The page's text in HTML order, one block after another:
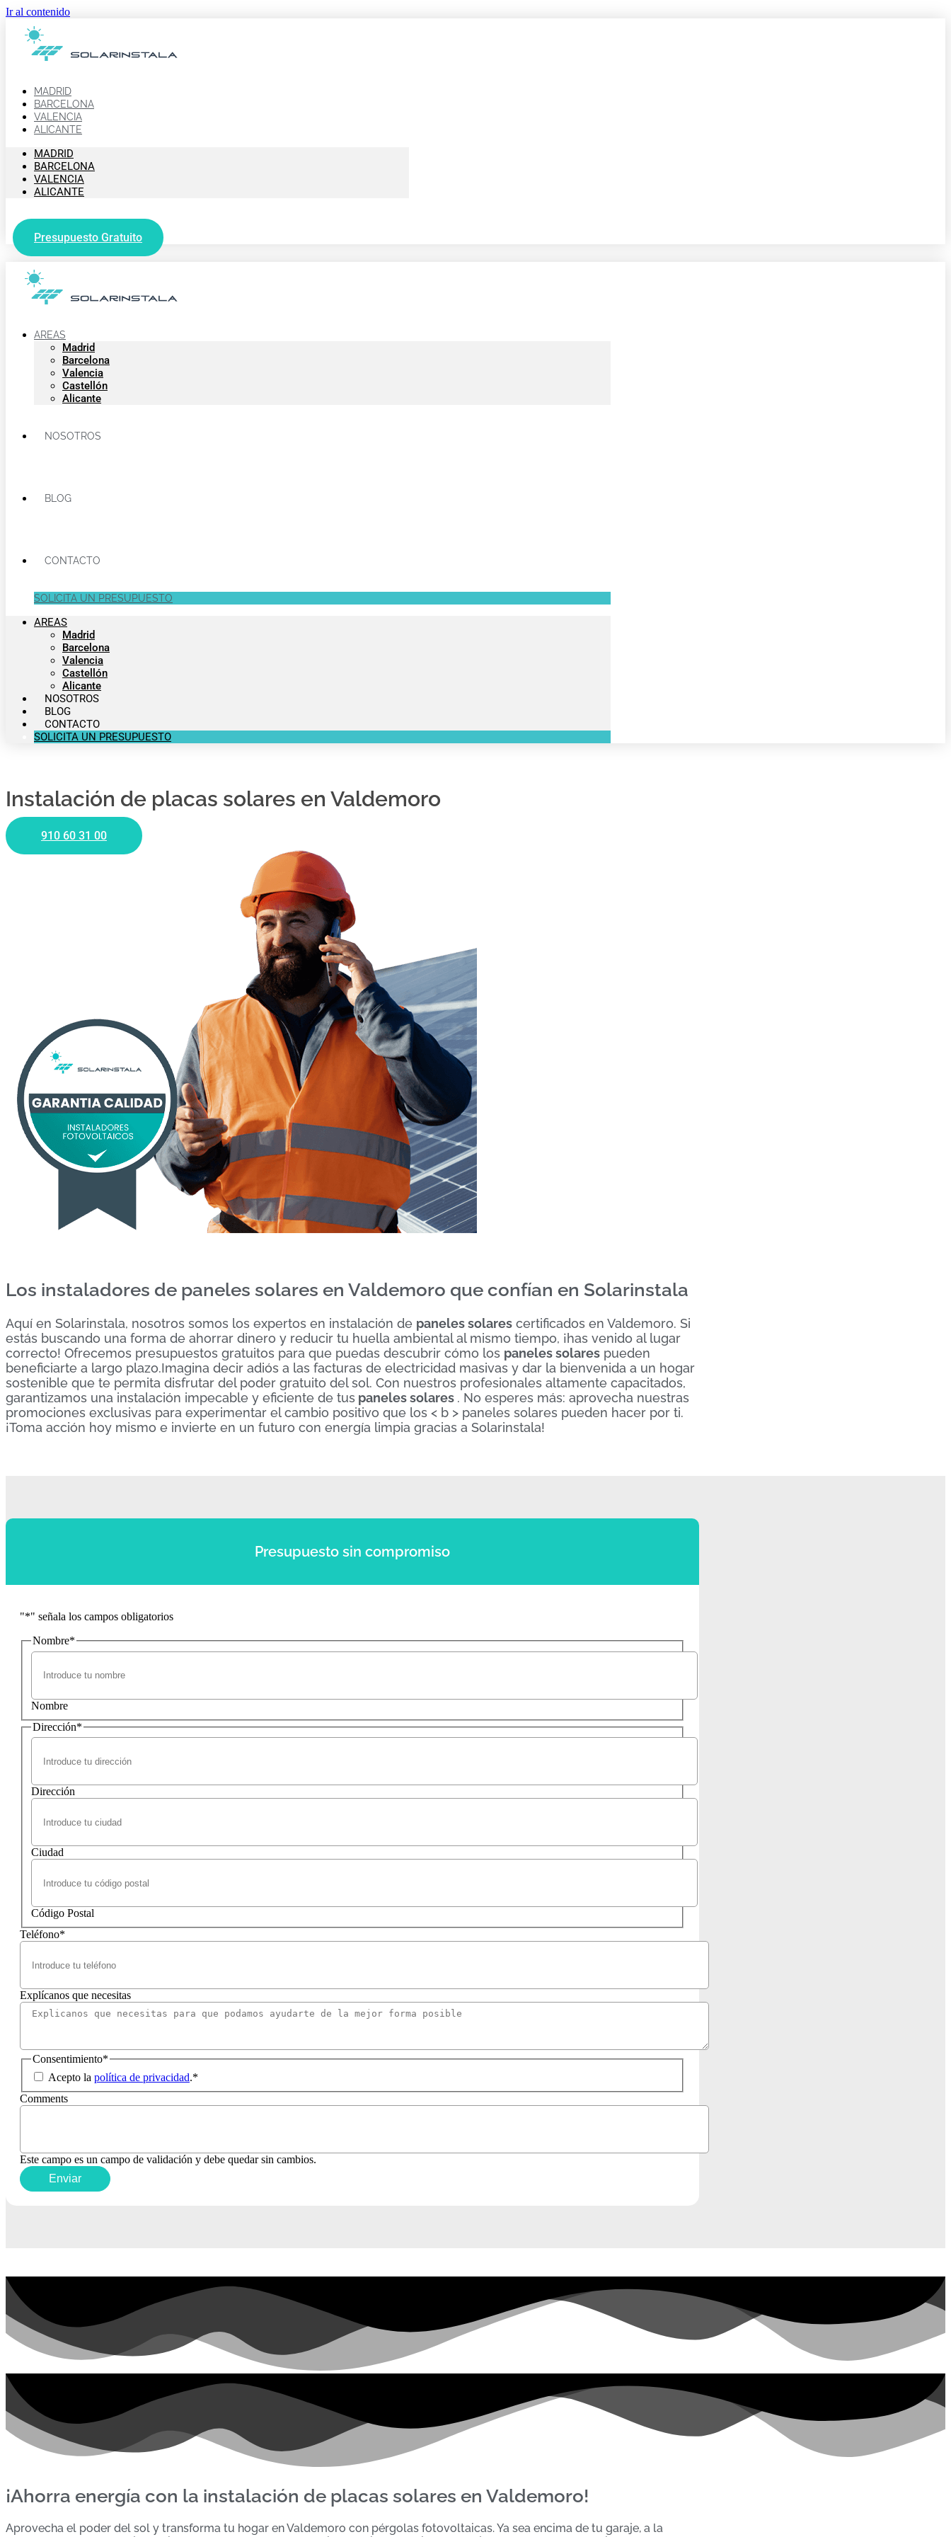
Ir al contenido
MADRID
BARCELONA
VALENCIA
ALICANTE
MADRID
BARCELONA
VALENCIA
ALICANTE
Presupuesto Gratuito
AREAS
Madrid
Barcelona
Valencia
Castellón
Alicante
NOSOTROS
BLOG
CONTACTO
SOLICITA UN PRESUPUESTO
AREAS
Madrid
Barcelona
Valencia
Castellón
Alicante
NOSOTROS
BLOG
CONTACTO
SOLICITA UN PRESUPUESTO
Instalación de placas solares en Valdemoro
910 60 31 00
Los instaladores de paneles solares en Valdemoro que confían en Solarinstala
Aquí en Solarinstala, nosotros somos los expertos en instalación de paneles solares certificados en Valdemoro. Si
estás buscando una forma de ahorrar dinero y reducir tu huella ambiental al mismo tiempo, ¡has venido al lugar
correcto! Ofrecemos presupuestos gratuitos para que puedas descubrir cómo los paneles solares pueden
beneficiarte a largo plazo.Imagina decir adiós a las facturas de electricidad masivas y dar la bienvenida a un hogar
sostenible que te permita disfrutar del poder gratuito del sol. Con nuestros profesionales altamente capacitados,
garantizamos una instalación impecable y eficiente de tus paneles solares . No esperes más: aprovecha nuestras
promociones exclusivas para experimentar el cambio positivo que los < b > paneles solares pueden hacer por ti.
¡Toma acción hoy mismo e invierte en un futuro con energía limpia gracias a Solarinstala!
Presupuesto sin compromiso
"*" señala los campos obligatorios
Nombre*
Nombre
Dirección*
Dirección
Ciudad
Código Postal
Teléfono*
Explícanos que necesitas
Consentimiento*
Acepto la política de privacidad.*
Comments
Este campo es un campo de validación y debe quedar sin cambios.
¡Ahorra energía con la instalación de placas solares en Valdemoro!
Aprovecha el poder del sol y transforma tu hogar en Valdemoro con pérgolas fotovoltaicas. Ya sea encima de tu garaje, a la